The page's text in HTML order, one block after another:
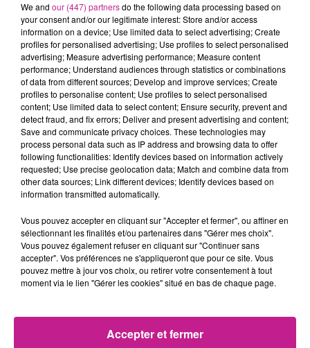
Aspach-le-bas
En tant que Secrétaire Administrative, vous serez en charge
de :
- Accueillir physiquement et téléphoniquement les clients et
partenaires
- Gérer le courrier entrant et sortant
- Rédiger, saisir et mettre en forme des documents
administratifs (courriers, comptes-rendus, etc.)
- Assurer le suivi des dossiers administratifs
- Organiser les réunions et gérer les agendas
- Gérer les plannings des équipes (rendez-vous, réunions,
déplacements, congés, absences, etc.)
- Participer à la gestion administrative du personnel (suivi
des absences, dossiers RH.)
- Maîtrise des outils bureautiques (Word, Excel, Outlook.)
- Excellentes qualités rédactionnelles
We and our (447) partnersdo the following data processing based on
your consent and/or our legitimate interest: Store and/or access
information on a device; Use limited data to select advertising; Create
profiles for personalised advertising; Use profiles to select personalised
advertising; Measure advertising performance; Measure content
performance; Understand audiences through statistics or combinations
of data from different sources; Develop and improve services; Create
profiles to personalise content; Use profiles to select personalised
content; Use limited data to select content; Ensure security, prevent and
detect fraud, and fix errors; Deliver and present advertising and content;
Save and communicate privacy choices. These technologies may
process personal data such as IP address and browsing data to offer
following functionalities: Identify devices based on information actively
requested; Use precise geolocation data; Match and combine data from
other data sources; Link different devices; Identify devices based on
information transmitted automatically.
Vous pouvez accepter en cliquant sur "Accepter et fermer", ou affiner en
sélectionnant les finalités et/ou partenaires dans "Gérer mes choix".
Vous pouvez également refuser en cliquant sur "Continuer sans
accepter". Vos préférences ne s'appliqueront que pour ce site. Vous
pouvez mettre à jour vos choix, ou retirer votre consentement à tout
moment via le lien "Gérer les cookies" situé en bas de chaque page.
Accepter et fermer